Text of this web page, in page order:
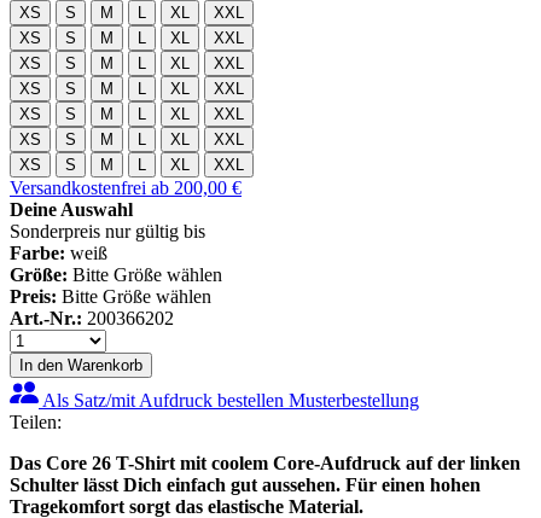
XS S M XL
XXL
XS
S M XL
XXL
XS
S M XL
XXL
XS
S M XL
XXL
XS
S M XL
XXL
XS
S M XL
XXL
XS
S M XL XXL
Versandkostenfrei ab 200,00 €
Deine Auswahl
Sonderpreis nur gültig bis
Farbe: weiß
Größe: Bitte Größe wählen
Preis: Bitte Größe wählen
Art.-Nr.: 200366202
In den Warenkorb
Als Satz/mit Aufdruck bestellen Musterbestellung
Teilen:
Das Core 26 T-Shirt mit coolem Core-Aufdruck auf der linken
Schulter lässt Dich einfach gut aussehen. Für einen hohen
Tragekomfort sorgt das elastische Material.